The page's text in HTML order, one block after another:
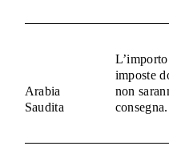
Arabia
Saudita
imposte
non
consegna.